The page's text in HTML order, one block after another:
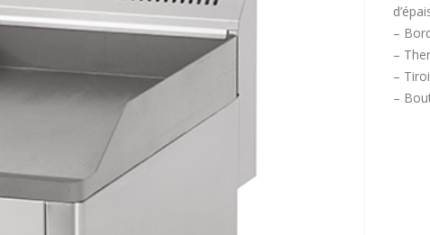
–
–
–
–